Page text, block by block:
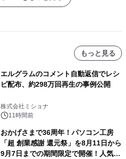
もっと見る
エルグラムのコメント自動返信でレシ
ピ配布、約298万回再生の事例公開
株式会社ミショナ
11時間前
おかげさまで36周年！パソコン工房
「超 創業感謝 還元祭」を8月11日から
9月7日までの期間限定で開催！人気の